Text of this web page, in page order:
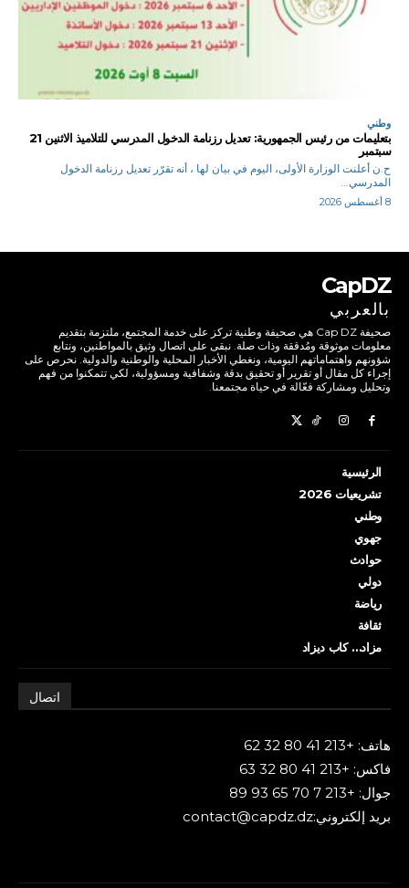
وطني
بتعليمات من رئيس الجمهورية: تعديل رزنامة الدخول المدرسي للتلاميذ الاثنين 21
سبتمبر
ح.ن أعلنت الوزارة الأولى، اليوم في بيان لها ، أنه تقرّر تعديل رزنامة الدخول
المدرسي...
8 أغسطس 2026
CapDZ
بالعربي
صحيفة Cap DZ هي صحيفة وطنية تركز على خدمة المجتمع، ملتزمة بتقديم
معلومات موثوقة ومُدققة وذات صلة. نبقى على اتصال وثيق بالمواطنين، ونتابع
شؤونهم واهتماماتهم اليومية، ونغطي الأخبار المحلية والوطنية والدولية. نحرص على
إجراء كل مقال أو تقرير أو تحقيق بدقة وشفافية ومسؤولية، لكي تتمكنوا من فهم
وتحليل ومشاركة فعّالة في حياة مجتمعنا.
الرئيسية
تشريعيات 2026
وطني
جهوي
حوادث
دولي
رياضة
ثقافة
مزاد… كاب ديزاد
اتصال
هاتف: +213 41 80 32 62
فاكس: +213 41 80 32 63
جوال: +213 7 70 65 93 89
بريد إلكتروني:contact@capdz.dz